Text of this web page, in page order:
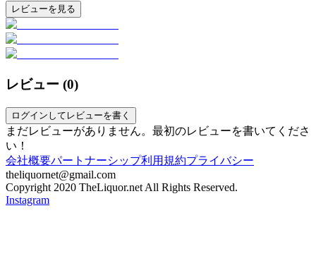
レビューを見る
レビュー (0)
ログインしてレビューを書く
まだレビューがありません。最初のレビューを書いてくださ
い！
会社概要パートナーシップ利用規約プライバシー
theliquornet@gmail.com
Copyright 2020 TheLiquor.net All Rights Reserved.
Instagram